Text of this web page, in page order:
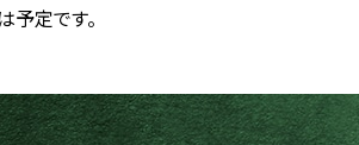
予定です。